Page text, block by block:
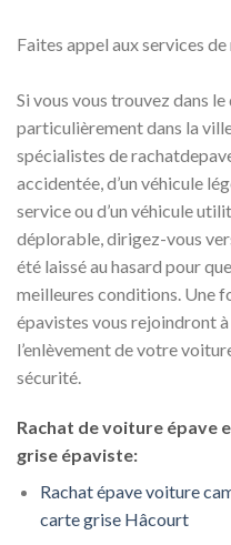
Faites appel aux services
Si vous vous trouvez dans
particulièrement dans la
spécialistes de
accidentée, d’un véhicule
service ou d’un véhicule
déplorable, dirigez-vous
été laissé au hasard pour
meilleures conditions. Une
épavistes vous rejoindront
l’enlèvement de votre
sécurité.
Rachat de voiture épave
grise épaviste:
Rachat épave voiture
carte grise Hâcourt